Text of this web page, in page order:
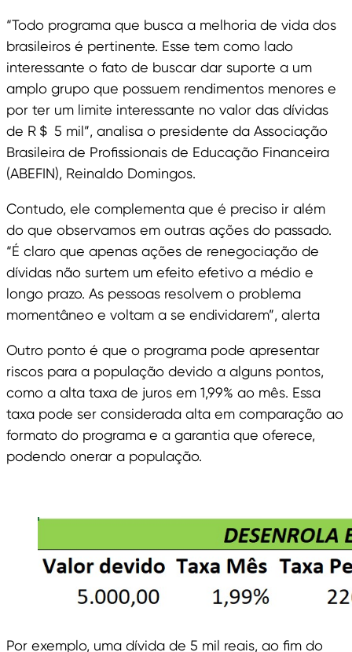
“Todo programa que busca a melhoria de vida dos
brasileiros é pertinente. Esse tem como lado
interessante o fato de buscar dar suporte a um
amplo grupo que possuem rendimentos menores e
por ter um limite interessante no valor das dívidas
de R＄ 5 mil”, analisa o presidente da Associação
Brasileira de Profissionais de Educação Financeira
(ABEFIN), Reinaldo Domingos.
Contudo, ele complementa que é preciso ir além
do que observamos em outras ações do passado.
“É claro que apenas ações de renegociação de
dívidas não surtem um efeito efetivo a médio e
longo prazo. As pessoas resolvem o problema
momentâneo e voltam a se endividarem”, alerta
Outro ponto é que o programa pode apresentar
riscos para a população devido a alguns pontos,
como a alta taxa de juros em 1,99% ao mês. Essa
taxa pode ser considerada alta em comparação ao
formato do programa e a garantia que oferece,
podendo onerar a população.
Por exemplo, uma dívida de 5 mil reais, ao fim do